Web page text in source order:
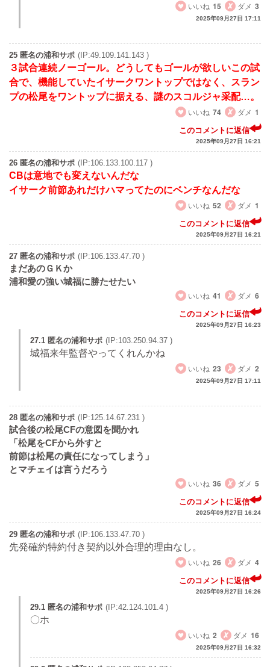
いいね 15 ダメ 3
2025年09月27日 17:11
25 匿名の浦和サポ (IP:49.109.141.143 )
３試合連続ノーゴール。どうしてもゴールが欲しいこの試
合で、機能していたイサークワントップではなく、スラン
プの松尾をワントップに据える、謎のスコルジャ采配…。
いいね 74 ダメ 1
このコメントに返信
2025年09月27日 16:21
26 匿名の浦和サポ (IP:106.133.100.117 )
CBは意地でも変えないんだな
イサーク前節あれだけハマってたのにベンチなんだな
いいね 52 ダメ 1
このコメントに返信
2025年09月27日 16:21
27 匿名の浦和サポ (IP:106.133.47.70 )
まだあのＧＫか
浦和愛の強い城福に勝たせたい
いいね 41 ダメ 6
このコメントに返信
2025年09月27日 16:23
27.1 匿名の浦和サポ (IP:103.250.94.37 )
城福来年監督やってくれんかね
いいね 23 ダメ 2
2025年09月27日 17:11
28 匿名の浦和サポ (IP:125.14.67.231 )
試合後の松尾CFの意図を聞かれ
「松尾をCFから外すと
前節は松尾の責任になってしまう」
とマチェイは言うだろう
いいね 36 ダメ 5
このコメントに返信
2025年09月27日 16:24
29 匿名の浦和サポ (IP:106.133.47.70 )
先発確約特約付き契約以外合理的理由なし。
いいね 26 ダメ 4
このコメントに返信
2025年09月27日 16:26
29.1 匿名の浦和サポ (IP:42.124.101.4 )
〇ホ
いいね 2 ダメ 16
2025年09月27日 16:32